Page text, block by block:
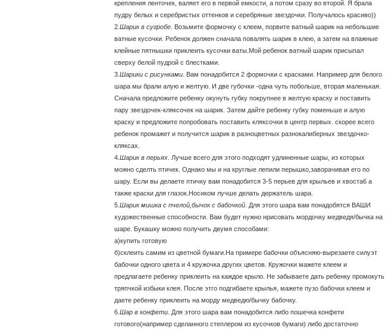
крепления ленточек, валяет его в первой емкости, а потом сразу во второй. Я брала
пудру белых и серебристых оттенков и серебряные звездочки. Получалось красиво))
2. Шарик в сугробе . Возьмите формочку с клеем, порвите ватный шарик на небольшие
ватные кусочки. Ребенок должен сначала повалять шарик в клею, а затем на влажные
клейные пятнышки приклеить кусочки ваты.Мой ребенок ватный шарик присыпал
сверху белой пудрой с блестками.
3. Шарики с рисунками . Вам понадобится 2 формочки с красками. Например для белого
шара мы брали алую и желтую. И две губочки -одна чуть побольше, вторая маленькая.
Сначала предложите ребенку окунуть губку покрупнее в желтую краску и поставить
пару звездочек-кляксочек на шарик. Затем дайте ребенку губку поменьше и алую
краску и предложите попробовать поставить кляксочки в центр первых. скорее всего
ребенок промажет и получится шарик в разноцветных разнокалиберных звездочко-
кляксах.
4. Шарик в перьях . Лучше всего для этого подходят удлиненные шары, из которых
можно сделть птичек. Однако мы и на круглые лепили перышко,заворачивая его по
шару. Если вы делаете птичку вам понадобится 3-5 перьев для крыльев и хвоста6 а
также краски для глазок.Носиком лучше делать держатель шара.
5. Шарик мишка с пчелой,бычок с бабочкой . Для этого шара вам понадобятся ВАШИ
художественные способности. Вам будет нужно нрисовать мордочку медведя/бычка на
шаре. Букашку можно получить двумя способами:
а)купить готовую
б)склеить самим из цветной бумаги.На примере бабочки объясняю-вырезаете силуэт
бабочки одного цвета и 4 кружочка других цветов. Кружочки мажете клеем и
предлагаете ребенку приклеить на каждое крыло. Не забываете дать ребенку промокуть
тряпчкой избыки клея. После этго подгибаете крылья, мажете пузо бабочки клеем и
даете ребенку приклеить на морду медведю/бычку бабочку.
6. Шар в конфети . Для этого шара вам понадобится либо пошечка конфети
готового(например сделанного степлером из кусочков бумаги) либо достаточно